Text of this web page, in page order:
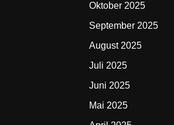
Oktober 2025
September 2025
August 2025
Juli 2025
Juni 2025
Mai 2025